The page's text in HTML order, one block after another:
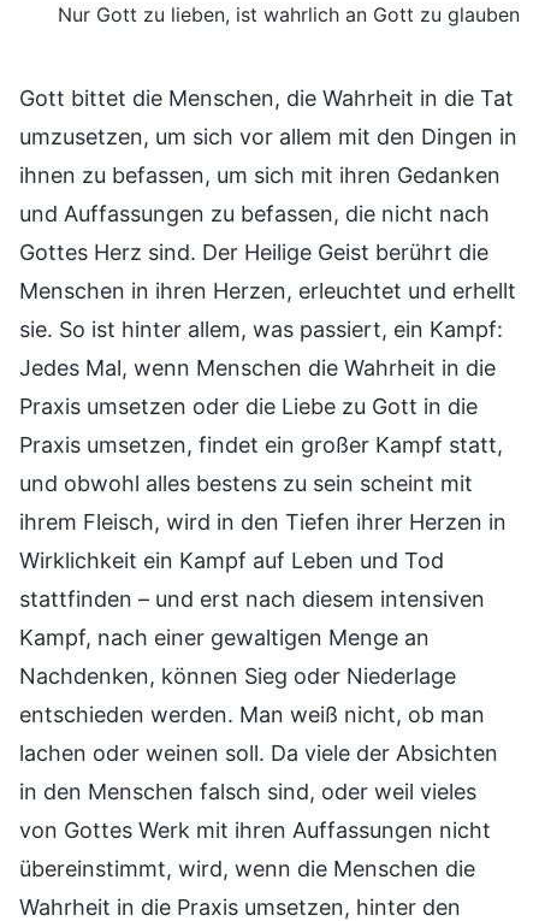
Nur Gott zu lieben, ist wahrlich an Gott zu glauben
Gott bittet die Menschen, die Wahrheit in die Tat
umzusetzen, um sich vor allem mit den Dingen in
ihnen zu befassen, um sich mit ihren Gedanken
und Auffassungen zu befassen, die nicht nach
Gottes Herz sind. Der Heilige Geist berührt die
Menschen in ihren Herzen, erleuchtet und erhellt
sie. So ist hinter allem, was passiert, ein Kampf:
Jedes Mal, wenn Menschen die Wahrheit in die
Praxis umsetzen oder die Liebe zu Gott in die
Praxis umsetzen, findet ein großer Kampf statt,
und obwohl alles bestens zu sein scheint mit
ihrem Fleisch, wird in den Tiefen ihrer Herzen in
Wirklichkeit ein Kampf auf Leben und Tod
stattfinden – und erst nach diesem intensiven
Kampf, nach einer gewaltigen Menge an
Nachdenken, können Sieg oder Niederlage
entschieden werden. Man weiß nicht, ob man
lachen oder weinen soll. Da viele der Absichten
in den Menschen falsch sind, oder weil vieles
von Gottes Werk mit ihren Auffassungen nicht
übereinstimmt, wird, wenn die Menschen die
Wahrheit in die Praxis umsetzen, hinter den